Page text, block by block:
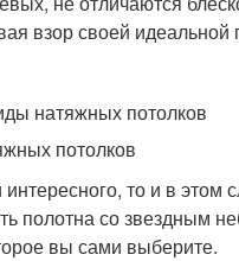
взор своей идеальной
то и в
полотна со звездным
вы сами выберите.